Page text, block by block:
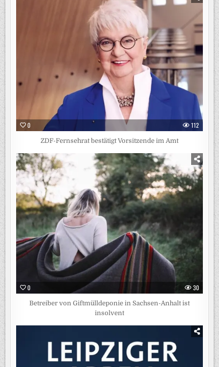
0 112
ZDF-Fernsehrat bestätigt Vorsitzende im Amt
0 30
Betreiber von Giftmülldeponie in Sachsen-Anhalt ist
insolvent